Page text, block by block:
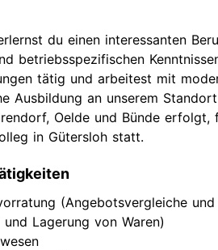
du einen interessanten
betriebsspezifischen
tätig und arbeitest mit
Ausbildung an unserem
Oelde und Bünde
in Gütersloh statt.
(Angebotsvergleiche und
Lagerung von Waren)